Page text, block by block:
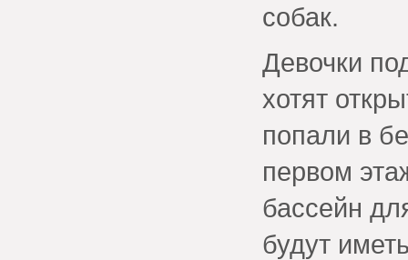
собак.
Девочки
хотят
попали в
первом
бассейн
будут